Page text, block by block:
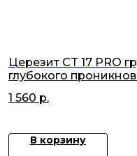
Церезит CT 17 PRO
глубокого
1 560 р.
В корзину